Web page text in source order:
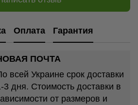
Оплата Гарантия
ПОЧТА
всей Украине срок доставки
3 дня. Стоимость доставки в
от размеров и